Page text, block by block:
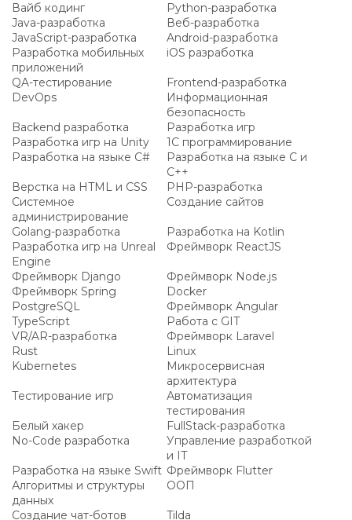
Вайб кодинг
Python-разработка
Java-разработка
Веб-разработка
JavaScript-разработка
Android-разработка
Разработка мобильных
приложений
iOS разработка
QA-тестирование
Frontend-разработка
DevOps
Информационная
безопасность
Backend разработка
Разработка игр
Разработка игр на Unity
1C программирование
Разработка на языке C#
Разработка на языке C и
C++
Верстка на HTML и CSS
PHP-разработка
Системное
администрирование
Создание сайтов
Golang-разработка
Разработка на Kotlin
Разработка игр на Unreal
Engine
Фреймворк ReactJS
Фреймворк Django
Фреймворк Node.js
Фреймворк Spring
Docker
PostgreSQL
Фреймворк Angular
TypeScript
Работа с GIT
VR/AR-разработка
Фреймворк Laravel
Rust
Linux
Kubernetes
Микросервисная
архитектура
Тестирование игр
Автоматизация
тестирования
Белый хакер
FullStack-разработка
No-Code разработка
Управление разработкой
и IT
Разработка на языке Swift Фреймворк Flutter
Алгоритмы и структуры
данных
ООП
Создание чат-ботов
Tilda